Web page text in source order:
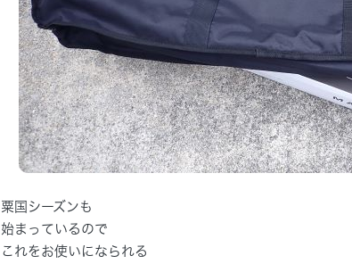
粟国シーズンも
始まっているので
これをお使いになられる